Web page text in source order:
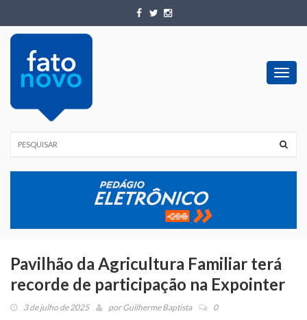
Pavilhão da Agricultura Familiar terá
recorde de participação na Expointer
3 de julho de 2025 porGuilherme Baptista 0